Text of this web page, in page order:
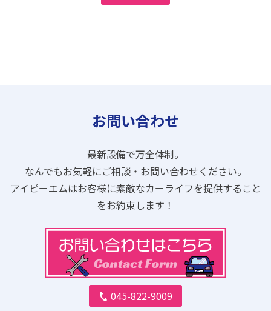
お問い合わせ
最新設備で万全体制。
なんでもお気軽にご相談・お問い合わせください。
アイピーエムはお客様に素敵なカーライフを提供すること
をお約束します！
045-822-9009